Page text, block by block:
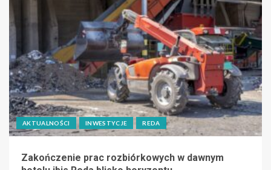
AKTUALNOŚCI INWESTYCJE REDA
Zakończenie prac rozbiórkowych w dawnym